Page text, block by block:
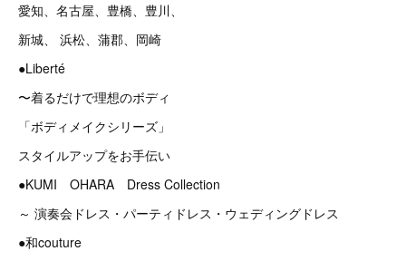
愛知、名古屋、豊橋、豊川、
新城、 浜松、蒲郡、岡崎
●Liberté
〜着るだけで理想のボディ
「ボディメイクシリーズ」
スタイルアップをお手伝い
●KUMI OHARA Dress Collection
～ 演奏会ドレス・パーティドレス・ウェディングドレス
●和couture